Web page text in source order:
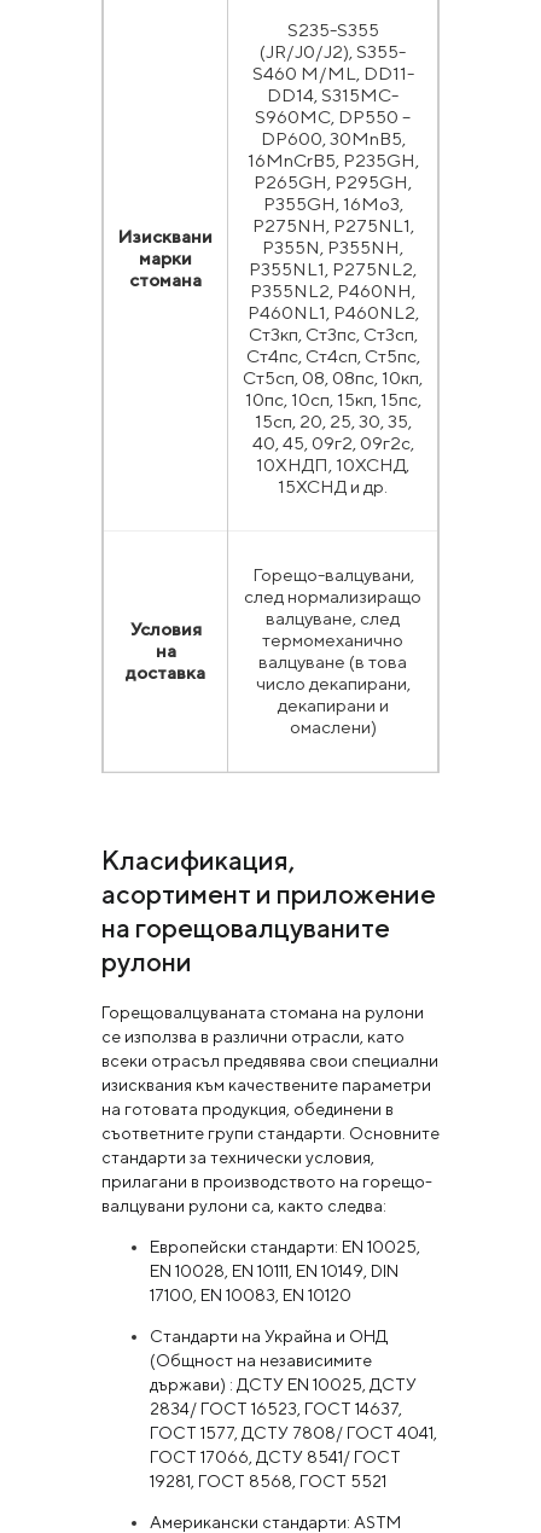
Изисквани
марки
стомана
S235-S355
(JR/J0/J2), S355-
S460 M/ML, DD11-
DD14, S315MC-
S960MC, DP550 –
DP600, 30MnB5,
16MnCrB5, P235GH,
P265GH, P295GH,
P355GH, 16Мо3,
P275NH, P275NL1,
P355N, P355NH,
P355NL1, P275NL2,
P355NL2, P460NH,
P460NL1, P460NL2,
Ст3кп, Ст3пс, Ст3сп,
Ст4пс, Ст4сп, Ст5пс,
Ст5сп, 08, 08пс, 10кп,
10пс, 10сп, 15кп, 15пс,
15сп, 20, 25, 30, 35,
40, 45, 09г2, 09г2с,
10ХНДП, 10ХСНД,
15ХСНД и др.
Условия
на
доставка
Горещо-валцувани,
след нормализиращо
валцуване, след
термомеханично
валцуване (в това
число декапирани,
декапирани и
омаслени)
Класификация,
асортимент и приложение
на горещовалцуваните
рулони
Горещовалцуваната стомана на рулони
се използва в различни отрасли, като
всеки отрасъл предявява свои специални
изисквания към качествените параметри
на готовата продукция, обединени в
съответните групи стандарти. Основните
стандарти за технически условия,
прилагани в производството на горещо-
валцувани рулони са, както следва:
Европейски стандарти: EN 10025,
EN 10028, EN 10111, EN 10149, DIN
17100, EN 10083, EN 10120
Стандарти на Украйна и ОНД
(Общност на независимите
държави) : ДСТУ EN 10025, ДСТУ
2834/ ГОСТ 16523, ГОСТ 14637,
ГОСТ 1577, ДСТУ 7808/ ГОСТ 4041,
ГОСТ 17066, ДСТУ 8541/ ГОСТ
19281, ГОСТ 8568, ГОСТ 5521
Американски стандарти: ASTM